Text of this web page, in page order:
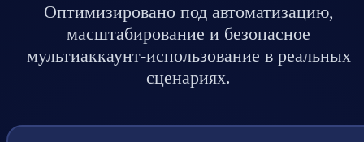
Оптимизировано под автоматизацию,
масштабирование и безопасное
мультиаккаунт-использование в реальных
сценариях.